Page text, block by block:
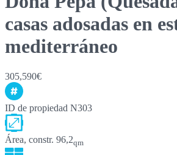
casas adosadas en
mediterráneo
305,590€
ID de propiedad N303
Área, constr. 96,2qm